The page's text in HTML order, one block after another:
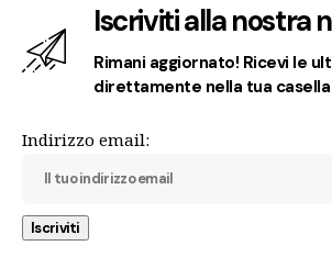
Iscriviti alla nostra
Rimani aggiornato! Ricevi le
direttamente nella tua
Indirizzo email: